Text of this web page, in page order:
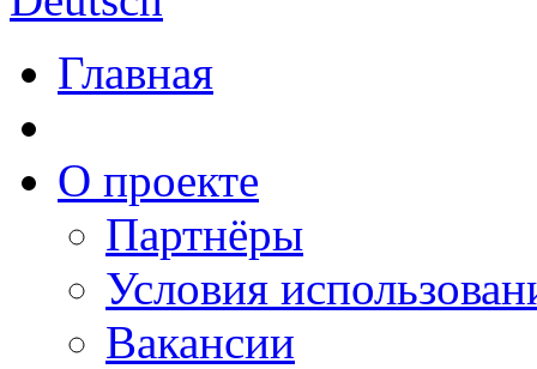
Главная
О проекте
Партнёры
Условия
Вакансии